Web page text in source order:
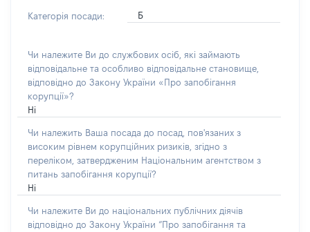
Категорія посади: Б
Чи належите Ви до службових осіб, які займають
відповідальне та особливо відповідальне становище,
відповідно до Закону України «Про запобігання
корупції»?
Ні
Чи належить Ваша посада до посад, пов'язаних з
високим рівнем корупційних ризиків, згідно з
переліком, затвердженим Національним агентством з
питань запобігання корупції?
Ні
Чи належите Ви до національних публічних діячів
відповідно до Закону України “Про запобігання та